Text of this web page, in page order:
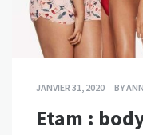
JANVIER 31, 2020 BY
Etam :